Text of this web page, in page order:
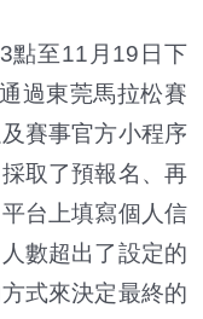
至11月19日下
過東莞馬拉松賽
賽事官方小程序
取了預報名、再
台上填寫個人信
數超出了設定的
式來決定最終的